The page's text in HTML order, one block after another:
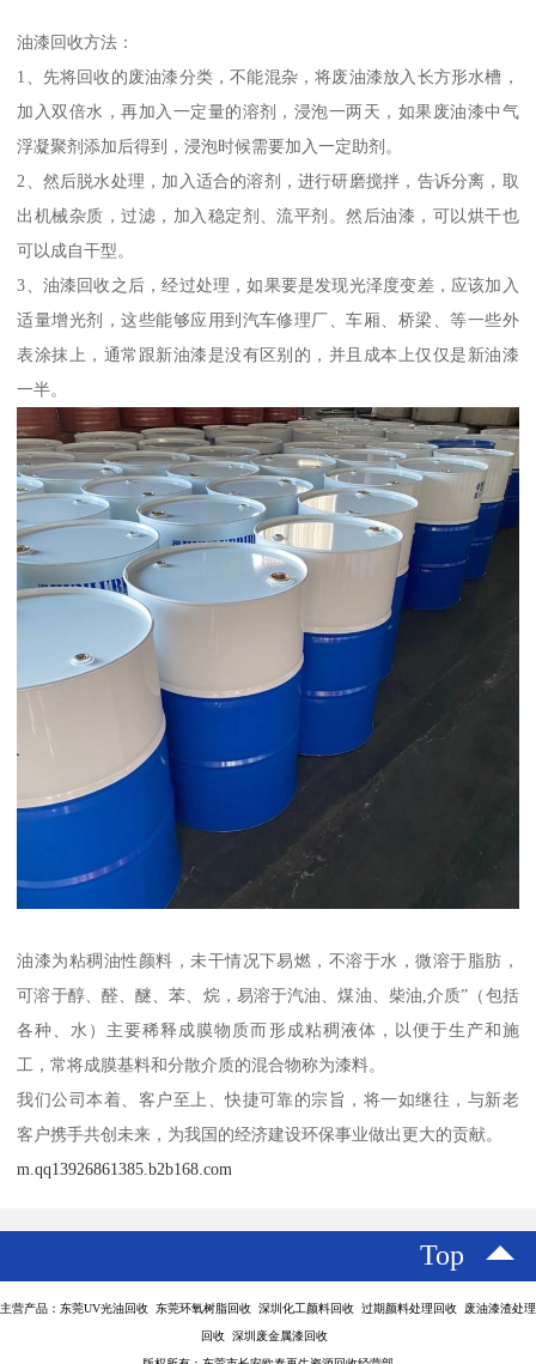
油漆回收方法：
1、先将回收的废油漆分类，不能混杂，将废油漆放入长方形水槽，
加入双倍水，再加入一定量的溶剂，浸泡一两天，如果废油漆中气
浮凝聚剂添加后得到，浸泡时候需要加入一定助剂。
2、然后脱水处理，加入适合的溶剂，进行研磨搅拌，告诉分离，取
出机械杂质，过滤，加入稳定剂、流平剂。然后油漆，可以烘干也
可以成自干型。
3、油漆回收之后，经过处理，如果要是发现光泽度变差，应该加入
适量增光剂，这些能够应用到汽车修理厂、车厢、桥梁、等一些外
表涂抹上，通常跟新油漆是没有区别的，并且成本上仅仅是新油漆
一半。
油漆为粘稠油性颜料，未干情况下易燃，不溶于水，微溶于脂肪，
可溶于醇、醛、醚、苯、烷，易溶于汽油、煤油、柴油,介质”（包括
各种、水）主要稀释成膜物质而形成粘稠液体，以便于生产和施
工，常将成膜基料和分散介质的混合物称为漆料。
我们公司本着、客户至上、快捷可靠的宗旨，将一如继往，与新老
客户携手共创未来，为我国的经济建设环保事业做出更大的贡献。
m.qq13926861385.b2b168.com
Top
主营产品：东莞UV光油回收 东莞环氧树脂回收 深圳化工颜料回收 过期颜料处理回收 废油漆渣处理
回收 深圳废金属漆回收